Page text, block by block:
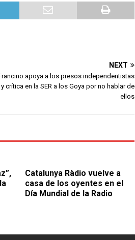
NEXT
apoya a los presos independentistas
crítica en la SER a los Goya por no hablar de
ellos
Catalunya Ràdio vuelve a
casa de los oyentes en el
Día Mundial de la Radio